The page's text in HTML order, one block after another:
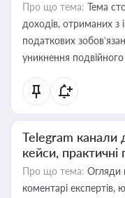
Про що тема: Тема
доходів, отриманих з
податкових
уникнення
Telegram канали
кейси, практичні
Про що тема: Огляди
коментарі експертів,